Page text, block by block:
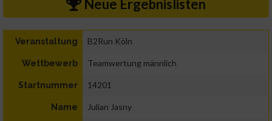
Neue Ergebnislisten
Veranstaltung B2Run Köln
Wettbewerb Teamwertung männlich
Startnummer 14201
Name Julian Jasny